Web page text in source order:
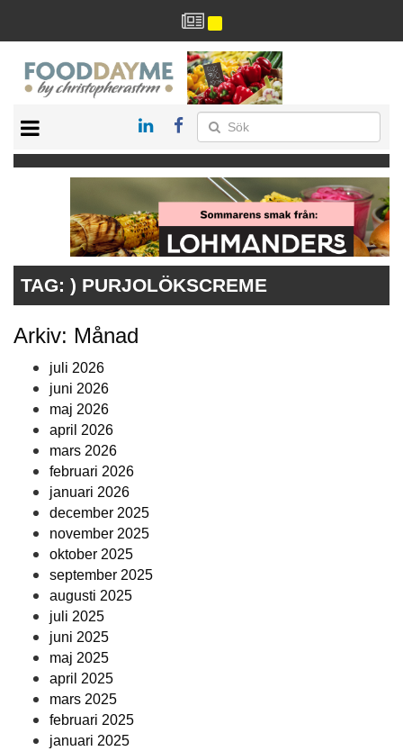
DRYCK
RECEPT
RESTAURANG
TAG: ) PURJOLÖKSCREME
Arkiv: Månad
juli 2026
juni 2026
maj 2026
april 2026
mars 2026
februari 2026
januari 2026
december 2025
november 2025
oktober 2025
september 2025
augusti 2025
juli 2025
juni 2025
maj 2025
april 2025
mars 2025
februari 2025
januari 2025